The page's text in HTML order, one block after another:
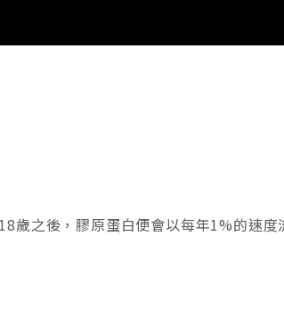
歲之後，膠原蛋白便會以每年1%的速度